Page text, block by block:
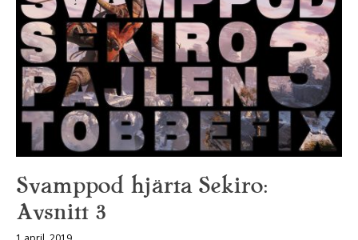
Svamppod hjärta Sekiro:
Avsnitt 3